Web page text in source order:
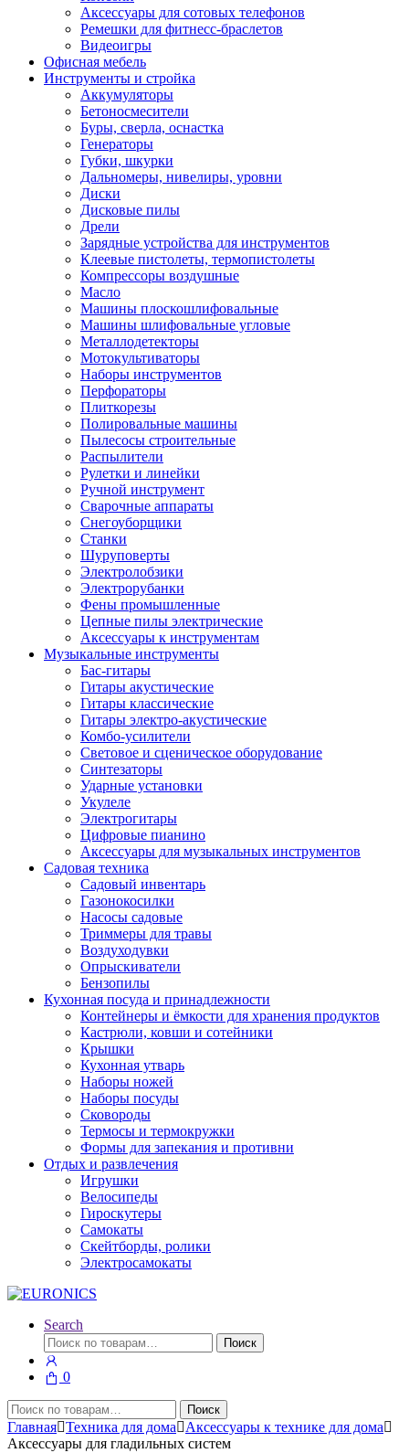
Аксессуары для сотовых телефонов
Ремешки для фитнесс-браслетов
Видеоигры
Офисная мебель
Инструменты и стройка
Аккумуляторы
Бетоносмесители
Буры, сверла, оснастка
Генераторы
Губки, шкурки
Дальномеры, нивелиры, уровни
Диски
Дисковые пилы
Дрели
Зарядные устройства для инструментов
Клеевые пистолеты, термопистолеты
Компрессоры воздушные
Масло
Машины плоскошлифовальные
Машины шлифовальные угловые
Металлодетекторы
Мотокультиваторы
Наборы инструментов
Перфораторы
Плиткорезы
Полировальные машины
Пылесосы строительные
Распылители
Рулетки и линейки
Ручной инструмент
Сварочные аппараты
Снегоуборщики
Станки
Шуруповерты
Электролобзики
Электрорубанки
Фены промышленные
Цепные пилы электрические
Аксессуары к инструментам
Музыкальные инструменты
Бас-гитары
Гитары акустические
Гитары классические
Гитары электро-акустические
Комбо-усилители
Световое и сценическое оборудование
Синтезаторы
Ударные установки
Укулеле
Электрогитары
Цифровые пианино
Аксессуары для музыкальных инструментов
Садовая техника
Садовый инвентарь
Газонокосилки
Насосы садовые
Триммеры для травы
Воздуходувки
Опрыскиватели
Бензопилы
Кухонная посуда и принадлежности
Контейнеры и ёмкости для хранения продуктов
Кастрюли, ковши и сотейники
Крышки
Кухонная утварь
Наборы ножей
Наборы посуды
Сковороды
Термосы и термокружки
Формы для запекания и противни
Отдых и развлечения
Игрушки
Велосипеды
Гироскутеры
Самокаты
Скейтборды, ролики
Электросамокаты
Search
Искать:
Поиск
0
Искать:
Поиск
Главная Техника для дома
Аксессуары к технике для дома
Аксессуары для гладильных систем